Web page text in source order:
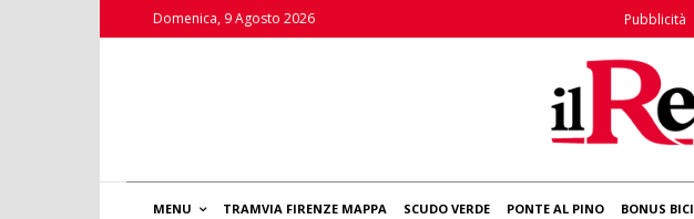
Domenica, 9 Agosto 2026 Pubblicità
MENU TRAMVIA FIRENZE MAPPA SCUDO VERDE PONTE AL PINO BONUS BICI